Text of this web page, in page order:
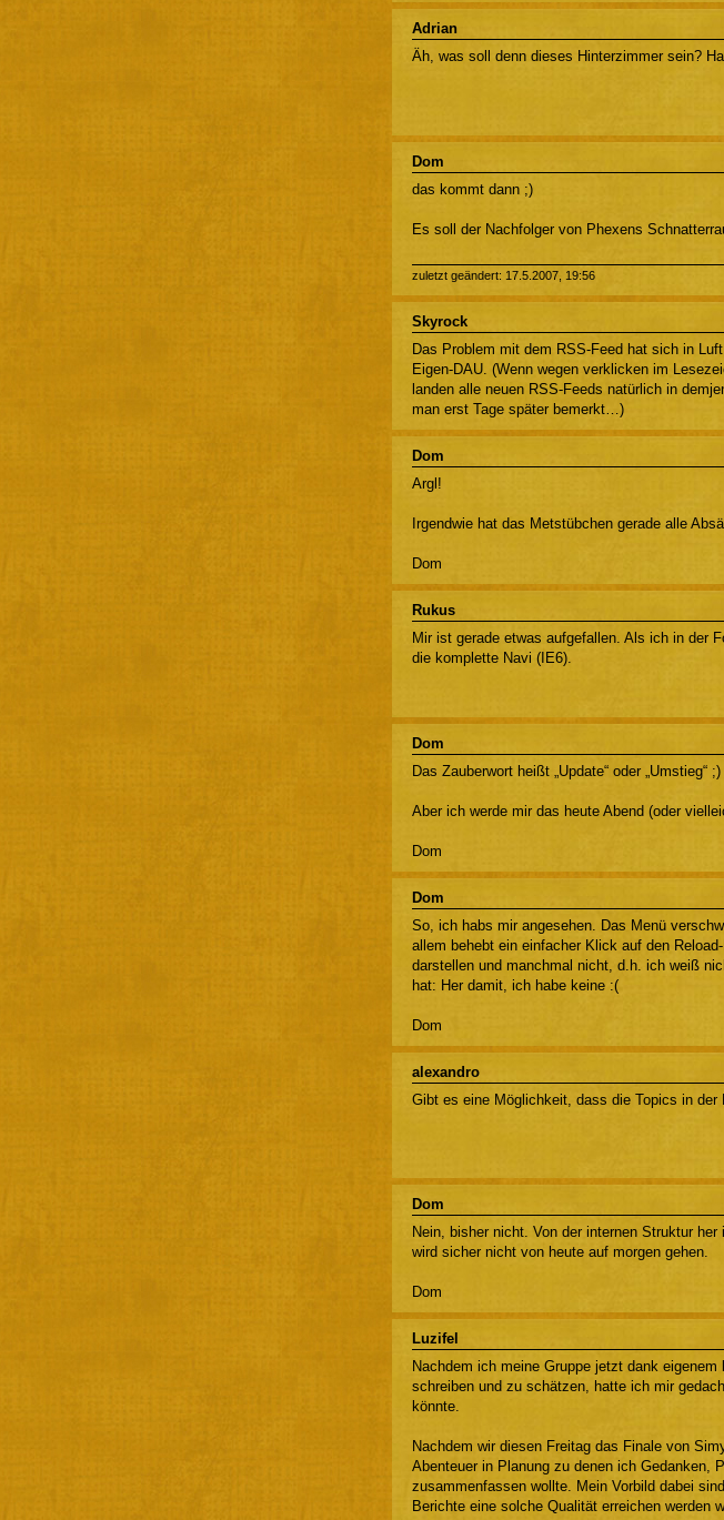
Adrian
Äh, was soll denn dieses Hinterzimmer sein?
Dom
das kommt dann ;)
Es soll der Nachfolger von Phexens
zuletzt geändert: 17.5.2007, 19:56
Skyrock
Das Problem mit dem RSS-Feed hat sich in
Eigen-DAU. (Wenn wegen verklicken im
landen alle neuen RSS-Feeds natürlich in
man erst Tage später bemerkt…)
Dom
Argl!
Irgendwie hat das Metstübchen gerade alle
Dom
Rukus
Mir ist gerade etwas aufgefallen. Als ich in der
die komplette Navi (IE6).
Dom
Das Zauberwort heißt „Update“ oder „Umstieg“ ;)
Aber ich werde mir das heute Abend (oder
Dom
Dom
So, ich habs mir angesehen. Das Menü
allem behebt ein einfacher Klick auf den
darstellen und manchmal nicht, d.h. ich weiß
hat: Her damit, ich habe keine :(
Dom
alexandro
Gibt es eine Möglichkeit, dass die Topics in der
Dom
Nein, bisher nicht. Von der internen Struktur
wird sicher nicht von heute auf morgen gehen.
Dom
Luzifel
Nachdem ich meine Gruppe jetzt dank
schreiben und zu schätzen, hatte ich mir
könnte.
Nachdem wir diesen Freitag das Finale von
Abenteuer in Planung zu denen ich Gedanken,
zusammenfassen wollte. Mein Vorbild dabei
Berichte eine solche Qualität erreichen werden